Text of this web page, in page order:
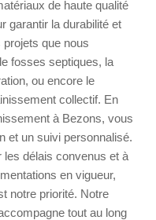
de haute qualité
garantir la durabilité et
que nous
fosses septiques, la
ou encore le
collectif. En
à Bezons, vous
et un suivi personnalisé.
les délais convenus et à
en vigueur,
notre priorité. Notre
tout au long